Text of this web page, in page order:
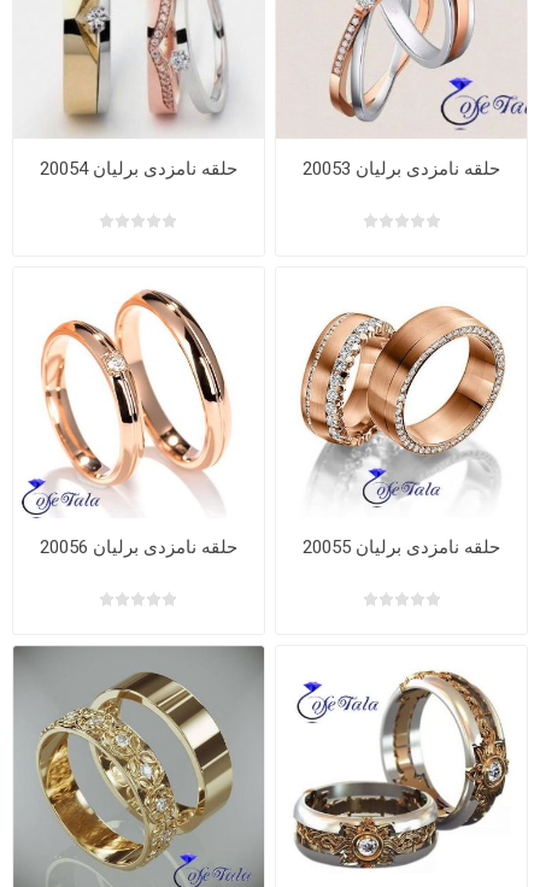
حلقه نامزدی برلیان 20053 حلقه نامزدی برلیان 20054
حلقه نامزدی برلیان 20055 حلقه نامزدی برلیان 20056